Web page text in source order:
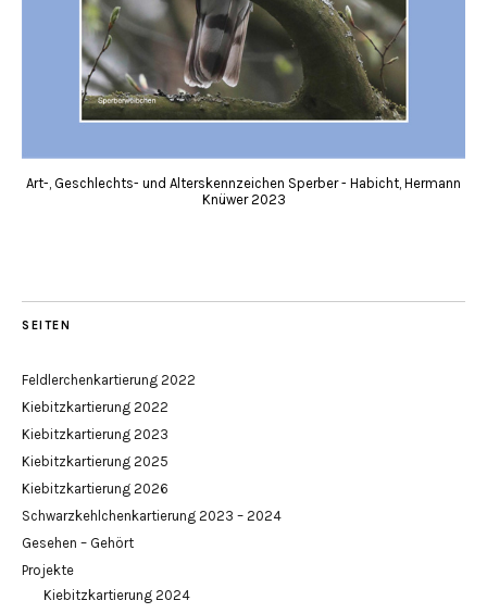
Art-, Geschlechts- und Alterskennzeichen Sperber - Habicht, Hermann
Knüwer 2023
SEITEN
Feldlerchenkartierung 2022
Kiebitzkartierung 2022
Kiebitzkartierung 2023
Kiebitzkartierung 2025
Kiebitzkartierung 2026
Schwarzkehlchenkartierung 2023 – 2024
Gesehen – Gehört
Projekte
Kiebitzkartierung 2024